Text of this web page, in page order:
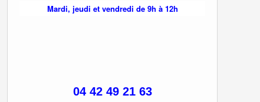
Mardi, jeudi et vendredi de 9h à 12h
04 42 49 21 63